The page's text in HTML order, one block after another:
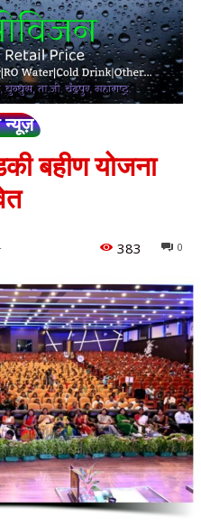
न्यूज़
बहीण योजना
0
383